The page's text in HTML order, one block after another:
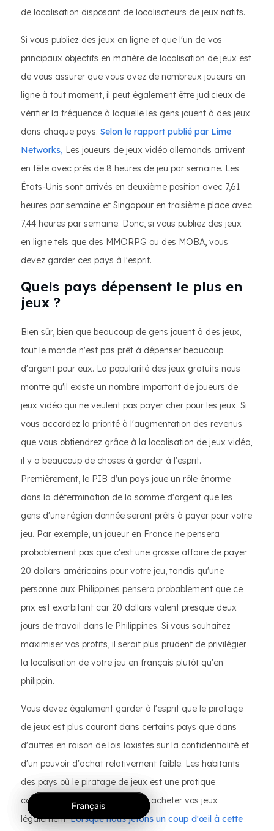
de localisation disposant de localisateurs de jeux natifs.
Si vous publiez des jeux en ligne et que l'un de vos
principaux objectifs en matière de localisation de jeux est
de vous assurer que vous avez de nombreux joueurs en
ligne à tout moment, il peut également être judicieux de
vérifier la fréquence à laquelle les gens jouent à des jeux
dans chaque pays. Selon le rapport publié par Lime
Networks, Les joueurs de jeux vidéo allemands arrivent
en tête avec près de 8 heures de jeu par semaine. Les
États-Unis sont arrivés en deuxième position avec 7,61
heures par semaine et Singapour en troisième place avec
7,44 heures par semaine. Donc, si vous publiez des jeux
en ligne tels que des MMORPG ou des MOBA, vous
devez garder ces pays à l'esprit.
Quels pays dépensent le plus en
jeux ?
Bien sûr, bien que beaucoup de gens jouent à des jeux,
tout le monde n'est pas prêt à dépenser beaucoup
d'argent pour eux. La popularité des jeux gratuits nous
montre qu'il existe un nombre important de joueurs de
jeux vidéo qui ne veulent pas payer cher pour les jeux. Si
vous accordez la priorité à l'augmentation des revenus
que vous obtiendrez grâce à la localisation de jeux vidéo,
il y a beaucoup de choses à garder à l'esprit.
Premièrement, le PIB d'un pays joue un rôle énorme
dans la détermination de la somme d'argent que les
gens d'une région donnée seront prêts à payer pour votre
jeu. Par exemple, un joueur en France ne pensera
probablement pas que c'est une grosse affaire de payer
20 dollars américains pour votre jeu, tandis qu'une
personne aux Philippines pensera probablement que ce
prix est exorbitant car 20 dollars valent presque deux
jours de travail dans le Philippines. Si vous souhaitez
maximiser vos profits, il serait plus prudent de privilégier
la localisation de votre jeu en français plutôt qu'en
philippin.
Vous devez également garder à l'esprit que le piratage
de jeux est plus courant dans certains pays que dans
d'autres en raison de lois laxistes sur la confidentialité et
d'un pouvoir d'achat relativement faible. Les habitants
des pays où le piratage de jeux est une pratique
courante seront moins enclins à acheter vos jeux
légalement.Lorsque nous jetons un coup d'œil à cette
Français
Français
Français